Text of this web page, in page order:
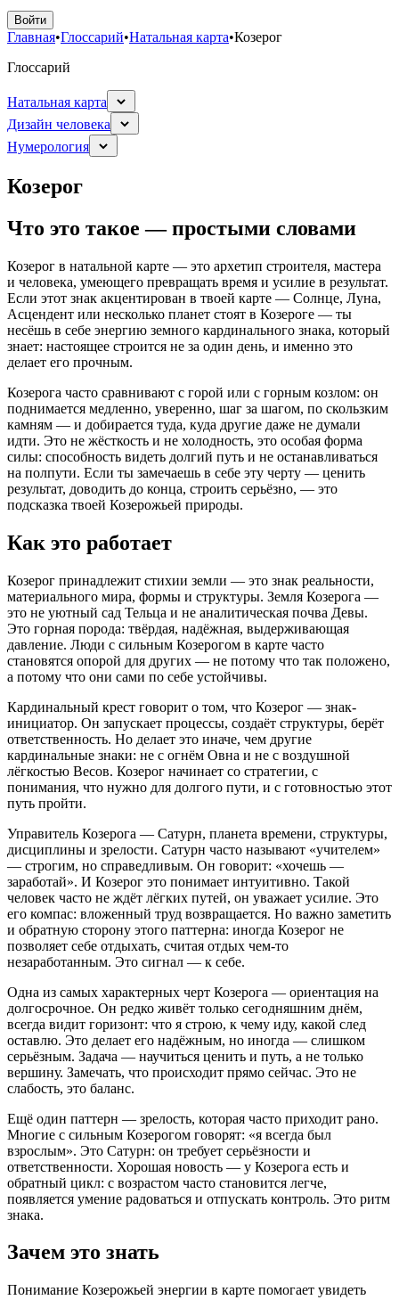
Войти
Главная•Глоссарий•Натальная карта•Козерог
Глоссарий
Натальная карта
Дизайн человека
Нумерология
Козерог
Что это такое — простыми словами
Козерог в натальной карте — это архетип строителя, мастера
и человека, умеющего превращать время и усилие в результат.
Если этот знак акцентирован в твоей карте — Солнце, Луна,
Асцендент или несколько планет стоят в Козероге — ты
несёшь в себе энергию земного кардинального знака, который
знает: настоящее строится не за один день, и именно это
делает его прочным.
Козерога часто сравнивают с горой или с горным козлом: он
поднимается медленно, уверенно, шаг за шагом, по скользким
камням — и добирается туда, куда другие даже не думали
идти. Это не жёсткость и не холодность, это особая форма
силы: способность видеть долгий путь и не останавливаться
на полпути. Если ты замечаешь в себе эту черту — ценить
результат, доводить до конца, строить серьёзно, — это
подсказка твоей Козерожьей природы.
Как это работает
Козерог принадлежит стихии земли — это знак реальности,
материального мира, формы и структуры. Земля Козерога —
это не уютный сад Тельца и не аналитическая почва Девы.
Это горная порода: твёрдая, надёжная, выдерживающая
давление. Люди с сильным Козерогом в карте часто
становятся опорой для других — не потому что так положено,
а потому что они сами по себе устойчивы.
Кардинальный крест говорит о том, что Козерог — знак-
инициатор. Он запускает процессы, создаёт структуры, берёт
ответственность. Но делает это иначе, чем другие
кардинальные знаки: не с огнём Овна и не с воздушной
лёгкостью Весов. Козерог начинает со стратегии, с
понимания, что нужно для долгого пути, и с готовностью этот
путь пройти.
Управитель Козерога — Сатурн, планета времени, структуры,
дисциплины и зрелости. Сатурн часто называют «учителем»
— строгим, но справедливым. Он говорит: «хочешь —
заработай». И Козерог это понимает интуитивно. Такой
человек часто не ждёт лёгких путей, он уважает усилие. Это
его компас: вложенный труд возвращается. Но важно заметить
и обратную сторону этого паттерна: иногда Козерог не
позволяет себе отдыхать, считая отдых чем-то
незаработанным. Это сигнал — к себе.
Одна из самых характерных черт Козерога — ориентация на
долгосрочное. Он редко живёт только сегодняшним днём,
всегда видит горизонт: что я строю, к чему иду, какой след
оставлю. Это делает его надёжным, но иногда — слишком
серьёзным. Задача — научиться ценить и путь, а не только
вершину. Замечать, что происходит прямо сейчас. Это не
слабость, это баланс.
Ещё один паттерн — зрелость, которая часто приходит рано.
Многие с сильным Козерогом говорят: «я всегда был
взрослым». Это Сатурн: он требует серьёзности и
ответственности. Хорошая новость — у Козерога есть и
обратный цикл: с возрастом часто становится легче,
появляется умение радоваться и отпускать контроль. Это ритм
знака.
Зачем это знать
Понимание Козерожьей энергии в карте помогает увидеть